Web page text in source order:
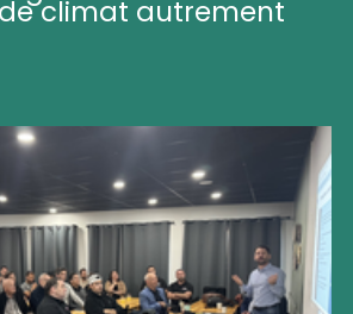
climat autrement